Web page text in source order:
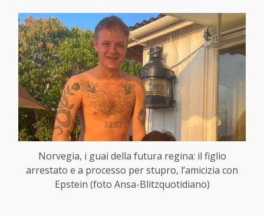
Norvegia, i guai della futura regina: il figlio
arrestato e a processo per stupro, l’amicizia con
Epstein (foto Ansa-Blitzquotidiano)